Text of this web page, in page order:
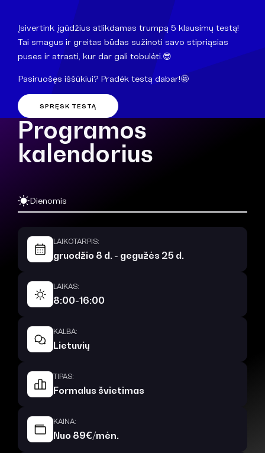
Įsivertink įgūdžius atlikdamas trumpą 5 klausimų testą!
Tai smagus ir greitas būdas sužinoti savo stipriąsias
puses ir atrasti, kur dar gali tobulėti.😎
Pasiruošęs iššūkiui? Pradėk testą dabar!🤩
SPRĘSK TESTĄ
Programos
kalendorius
Dienomis
LAIKOTARPIS:
gruodžio 8 d. - gegužės 25 d.
LAIKAS:
8:00-16:00
KALBA:
Lietuvių
TIPAS:
Formalus švietimas
KAINA:
Nuo 89€/mėn.